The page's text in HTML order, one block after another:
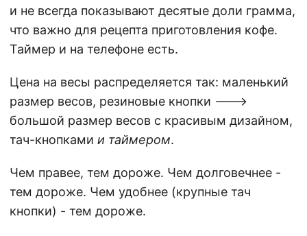
и не всегда показывают десятые доли грамма,
что важно для рецепта приготовления кофе.
Таймер и на телефоне есть.
Цена на весы распределяется так: маленький
размер весов, резиновые кнопки ——->
большой размер весов с красивым дизайном,
тач-кнопками и таймером.
Чем правее, тем дороже. Чем долговечнее -
тем дороже. Чем удобнее (крупные тач
кнопки) - тем дороже.